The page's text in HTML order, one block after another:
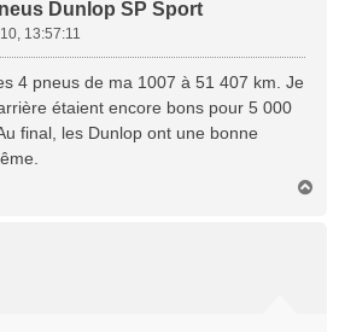
Dunlop SP Sport
13:57:11
4 pneus de ma 1007 à 51 407 km. Je
étaient encore bons pour 5 000
final, les Dunlop ont une bonne